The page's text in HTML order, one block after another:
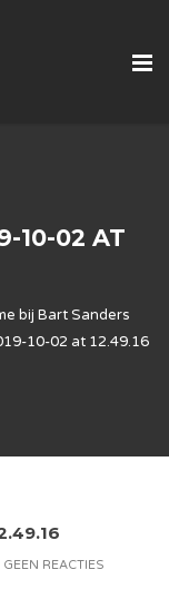
10-02 AT
bij Bart Sanders
10-02 at 12.49.16
GEEN REACTIES